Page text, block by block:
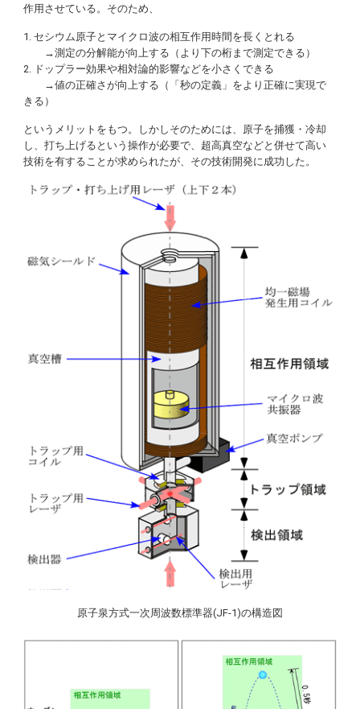
作用させている。そのため、
1. セシウム原子とマイクロ波の相互作用時間を長くとれる
→測定の分解能が向上する（より下の桁まで測定できる）
2. ドップラー効果や相対論的影響などを小さくできる
→値の正確さが向上する（「秒の定義」をより正確に実現で
きる）
というメリットをもつ。しかしそのためには、原子を捕獲・冷却
し、打ち上げるという操作が必要で、超高真空などと併せて高い
技術を有することが求められたが、その技術開発に成功した。
原子泉方式一次周波数標準器(JF-1)の構造図